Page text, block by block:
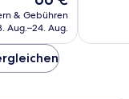
Preis
beträgt
& Gebühren
Aug.–24. Aug.